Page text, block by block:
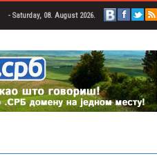
- Saturday, 08. August 2026.